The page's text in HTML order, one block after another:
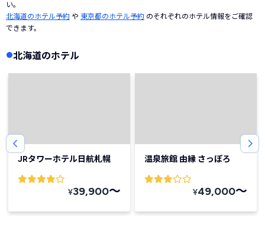
い。
北海道のホテル予約 や 東京都のホテル予約 のそれぞれのホテル情報をご確認
できます。
北海道のホテル
JRタワーホテル日航札幌
¥39,900〜
温泉旅館 由縁 さっぽろ
¥49,000〜